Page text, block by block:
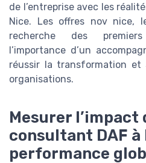
de l’entreprise avec les
Nice. Les offres nov nice,
recherche des
l’importance d’un
réussir la transformation et
organisations.
Mesurer l’impact
consultant DAF à
performance